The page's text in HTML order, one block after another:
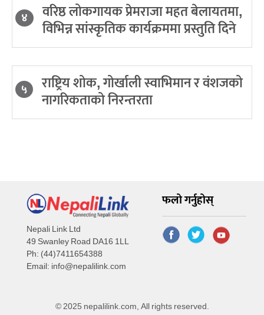
४ वरिष्ठ लोकगायक प्रेमराजा महत बेलायतमा,
विभिन्न सांस्कृतिक कार्यक्रममा प्रस्तुति दिने
५ राष्ट्रिय शोक, गोर्खाली स्वाभिमान र वंशजको
नागरिकताको निरन्तरता
Nepali Link Ltd
49 Swanley Road DA16 1LL
Ph: (44)7411654388
Email: info@nepalilink.com
फलो गर्नुहोस्
© 2025 nepalilink.com, All rights reserved.